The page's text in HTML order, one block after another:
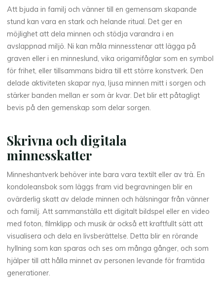
Att bjuda in familj och vänner till en gemensam skapande
stund kan vara en stark och helande ritual. Det ger en
möjlighet att dela minnen och stödja varandra i en
avslappnad miljö. Ni kan måla minnesstenar att lägga på
graven eller i en minneslund, vika origamifåglar som en symbol
för frihet, eller tillsammans bidra till ett större konstverk. Den
delade aktiviteten skapar nya, ljusa minnen mitt i sorgen och
stärker banden mellan er som är kvar. Det blir ett påtagligt
bevis på den gemenskap som delar sorgen.
Skrivna och digitala
minnesskatter
Minneshantverk behöver inte bara vara textilt eller av trä. En
kondoleansbok som läggs fram vid begravningen blir en
ovärderlig skatt av delade minnen och hälsningar från vänner
och familj. Att sammanställa ett digitalt bildspel eller en video
med foton, filmklipp och musik är också ett kraftfullt sätt att
visualisera och dela en livsberättelse. Detta blir en rörande
hyllning som kan sparas och ses om många gånger, och som
hjälper till att hålla minnet av personen levande för framtida
generationer.